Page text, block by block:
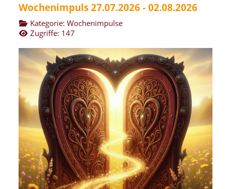
Wochenimpuls 27.07.2026 - 02.08.2026
Kategorie: Wochenimpulse
Zugriffe: 147